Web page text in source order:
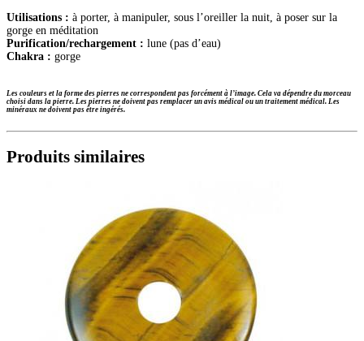
Utilisations : à porter, à manipuler, sous l’oreiller la nuit, à poser sur la
gorge en méditation
Purification/rechargement : lune (pas d’eau)
Chakra : gorge
Les couleurs et la forme des pierres ne correspondent pas forcément à l’image. Cela va dépendre du morceau
choisi dans la pierre. Les pierres ne doivent pas remplacer un avis médical ou un traitement médical. Les
minéraux ne doivent pas être ingérés.
Produits similaires